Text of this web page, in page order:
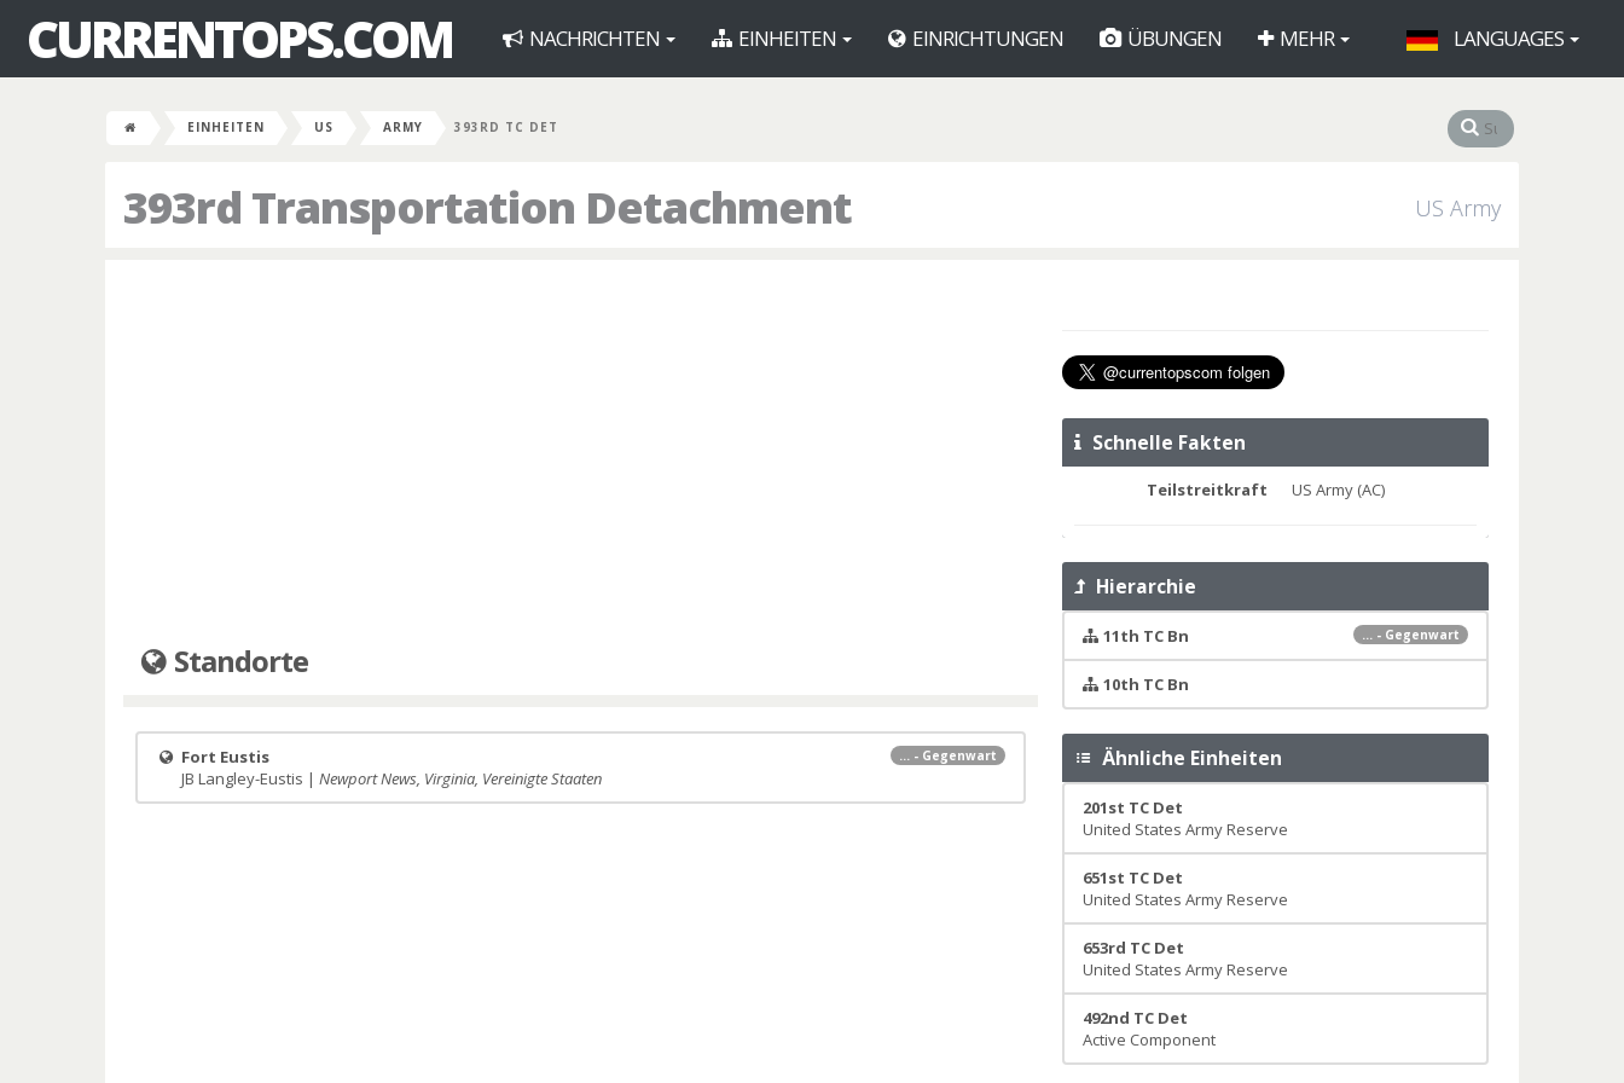
CURRENTOPS.COM NACHRICHTEN EINHEITEN EINRICHTUNGEN ÜBUNGEN MEHR LANGUAGES
EINHEITEN US ARMY 393RD TC DET
393rd Transportation Detachment US Army
Standorte
... - Gegenwart
Fort Eustis
JB Langley-Eustis | Newport News, Virginia, Vereinigte Staaten
Schnelle Fakten
Teilstreitkraft US Army (AC)
Hierarchie
... - Gegenwart
11th TC Bn
10th TC Bn
Ähnliche Einheiten
201st TC Det
United States Army Reserve
651st TC Det
United States Army Reserve
653rd TC Det
United States Army Reserve
492nd TC Det
Active Component